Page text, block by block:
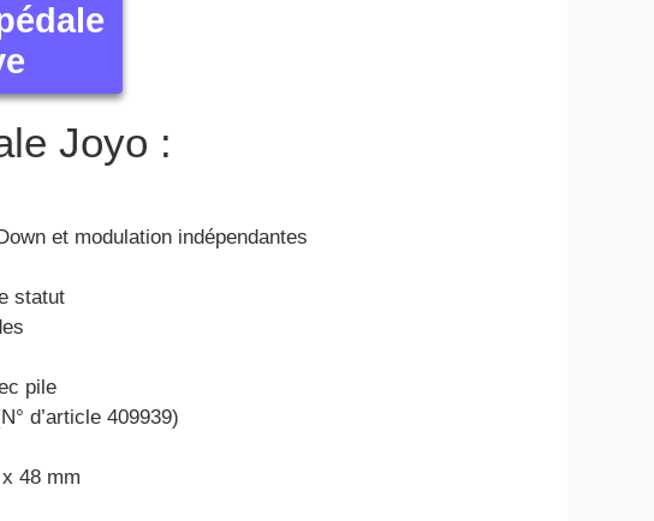
Joyo :
et modulation indépendantes
statut
pile
d’article 409939)
48 mm